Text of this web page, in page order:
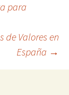
para
de Valores en
España →